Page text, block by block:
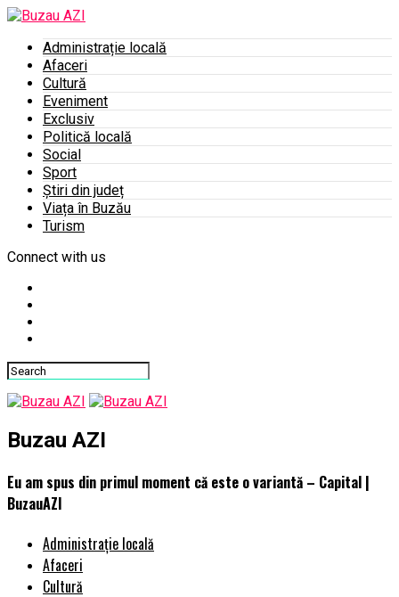
Administrație locală
Afaceri
Cultură
Eveniment
Exclusiv
Politică locală
Social
Sport
Știri din județ
Viața în Buzău
Turism
Connect with us
Buzau AZI
Eu am spus din primul moment că este o variantă – Capital |
BuzauAZI
Administrație locală
Afaceri
Cultură